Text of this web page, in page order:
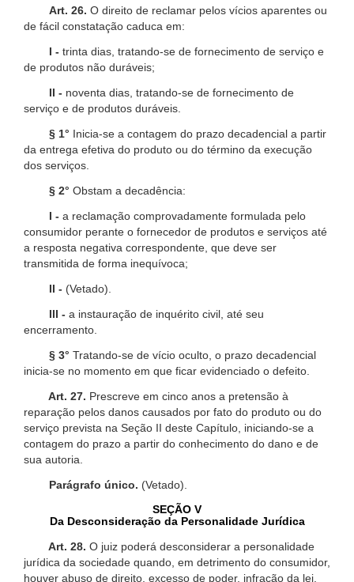
Art. 26. O direito de reclamar pelos vícios aparentes ou
de fácil constatação caduca em:
I - trinta dias, tratando-se de fornecimento de serviço e
de produtos não duráveis;
II - noventa dias, tratando-se de fornecimento de
serviço e de produtos duráveis.
§ 1° Inicia-se a contagem do prazo decadencial a partir
da entrega efetiva do produto ou do término da execução
dos serviços.
§ 2° Obstam a decadência:
I - a reclamação comprovadamente formulada pelo
consumidor perante o fornecedor de produtos e serviços até
a resposta negativa correspondente, que deve ser
transmitida de forma inequívoca;
II - (Vetado).
III - a instauração de inquérito civil, até seu
encerramento.
§ 3° Tratando-se de vício oculto, o prazo decadencial
inicia-se no momento em que ficar evidenciado o defeito.
Art. 27. Prescreve em cinco anos a pretensão à
reparação pelos danos causados por fato do produto ou do
serviço prevista na Seção II deste Capítulo, iniciando-se a
contagem do prazo a partir do conhecimento do dano e de
sua autoria.
Parágrafo único. (Vetado).
SEÇÃO V
Da Desconsideração da Personalidade Jurídica
Art. 28. O juiz poderá desconsiderar a personalidade
jurídica da sociedade quando, em detrimento do consumidor,
houver abuso de direito, excesso de poder, infração da lei,